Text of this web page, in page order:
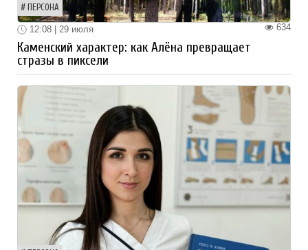
ПЕРСОНА
634
12:08 | 29 июля
Каменский характер: как Алёна превращает
стразы в пиксели